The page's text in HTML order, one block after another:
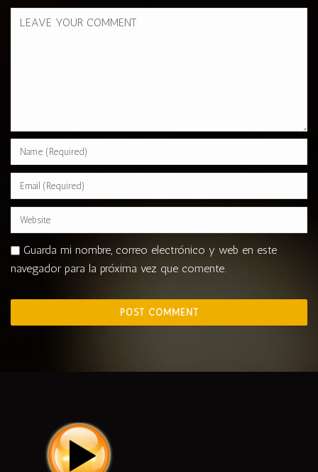
Guarda mi nombre, correo electrónico y web en este
navegador para la próxima vez que comente.